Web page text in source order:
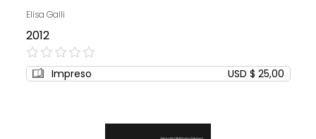
Elisa Galli
2012
0%
Impreso USD $ 25,00